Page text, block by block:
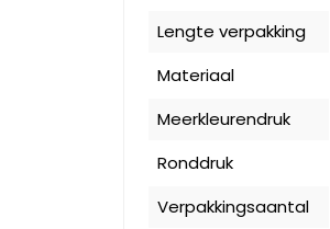
Lengte verpakking
Materiaal
Meerkleurendruk
Ronddruk
Verpakkingsaantal